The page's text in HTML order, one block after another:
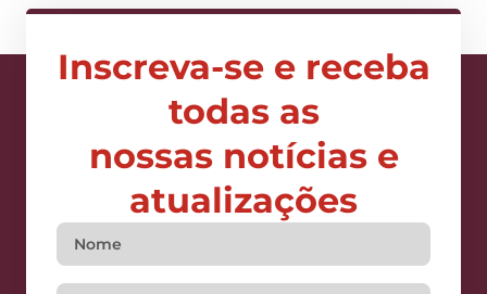
Inscreva-se e receba
todas as
nossas notícias e
atualizações